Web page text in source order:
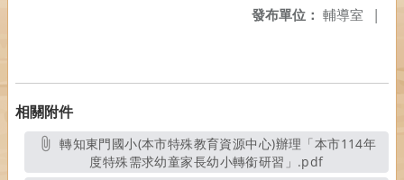
發布單位： 輔導室 |
相關附件
轉知東門國小(本市特殊教育資源中心)辦理「本市114年
度特殊需求幼童家長幼小轉銜研習」.pdf另開新視窗